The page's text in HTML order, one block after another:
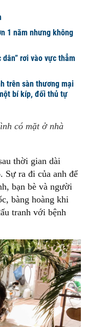
1 năm nhưng không
rơi vào vực thẳm
trên sàn thương mại
bí kíp, đối thủ tự
có mặt ở nhà
thời gian dài
Sự ra đi của anh để
bạn bè và người
bàng hoàng khi
tranh với bệnh